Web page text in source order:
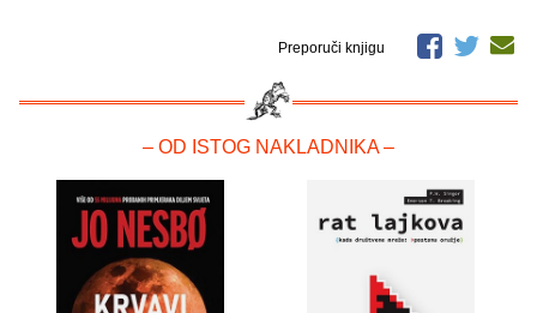
Preporuči knjigu
– OD ISTOG NAKLADNIKA –